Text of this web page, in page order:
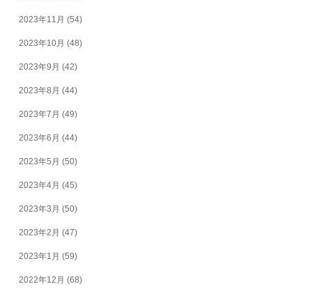
2023年11月 (54)
2023年10月 (48)
2023年9月 (42)
2023年8月 (44)
2023年7月 (49)
2023年6月 (44)
2023年5月 (50)
2023年4月 (45)
2023年3月 (50)
2023年2月 (47)
2023年1月 (59)
2022年12月 (68)